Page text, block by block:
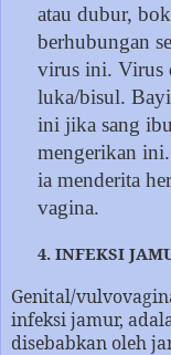
atau dubur,
berhubungan
virus ini. Virus
luka/bisul.
ini jika sang
mengerikan
ia menderita
vagina.
4. INFEKSI
Genital/
infeksi jamur,
disebabkan oleh